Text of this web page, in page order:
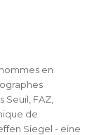
en
Seuil FAZ
de
Siegel - eine